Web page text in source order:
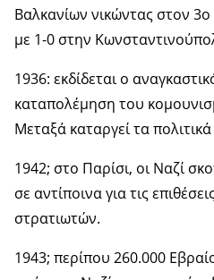
Βαλκανίων νικώντας στον 3ο
με 1-0 στην
1936: εκδίδεται ο
καταπολέμηση του
Μεταξά καταργεί τα
1942; στο Παρίσι, οι Ναζί
σε αντίποινα για τις
στρατιωτών.
1943; περίπου 260.000